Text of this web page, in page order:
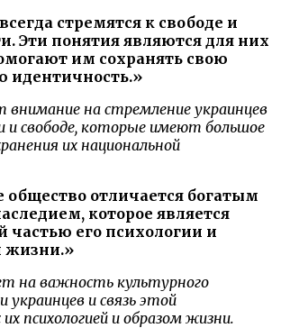
стремятся к свободе и
Эти понятия являются для них
им сохранять свою
идентичность.»
внимание на стремление украинцев
и свободе, которые имеют большое
их национальной
общество отличается богатым
которое является
частью его психологии и
жизни.»
на важность культурного
украинцев и связь этой
психологией и образом жизни.